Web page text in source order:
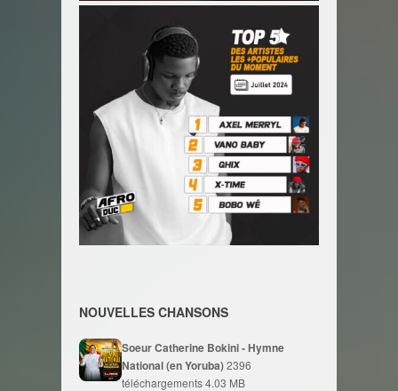
NOUVELLES CHANSONS
Soeur Catherine Bokini - Hymne
National (en Yoruba)2396
téléchargements4.03 MB